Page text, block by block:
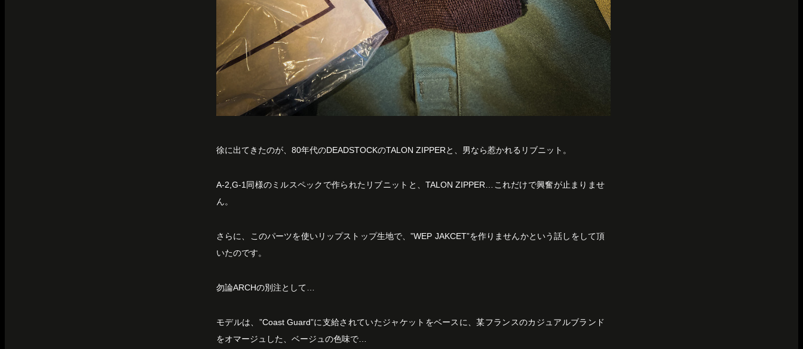
徐に出てきたのが、80年代のDEADSTOCKのTALON ZIPPERと、男なら惹かれるリブニット。
A-2,G-1同様のミルスペックで作られたリブニットと、TALON ZIPPER…これだけで興奮が止まりませ
ん。
さらに、このパーツを使いリップストップ生地で、”WEP JAKCET”を作りませんかという話しをして頂
いたのです。
勿論ARCHの別注として…
モデルは、”Coast Guard”に支給されていたジャケットをベースに、某フランスのカジュアルブランド
をオマージュした、ベージュの色味で…